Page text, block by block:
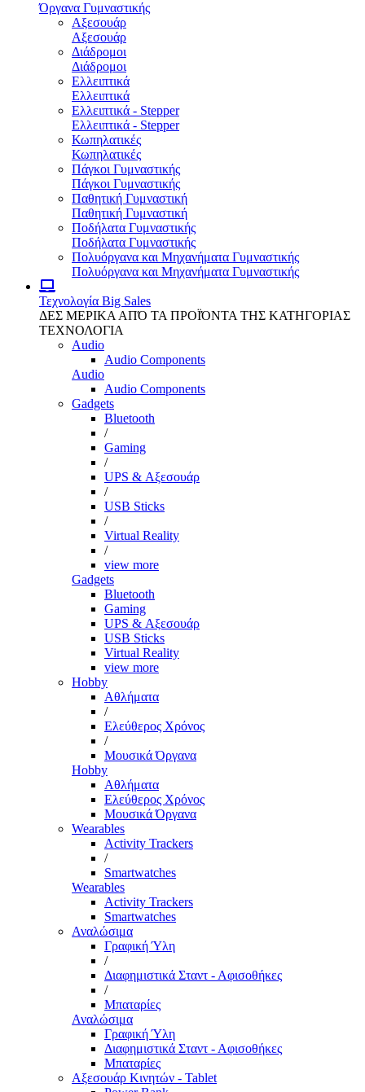
Όργανα Γυμναστικής
Αξεσουάρ
Αξεσουάρ
Διάδρομοι
Διάδρομοι
Ελλειπτικά
Ελλειπτικά
Ελλειπτικά - Stepper
Ελλειπτικά - Stepper
Κωπηλατικές
Κωπηλατικές
Πάγκοι Γυμναστικής
Πάγκοι Γυμναστικής
Παθητική Γυμναστική
Παθητική Γυμναστική
Ποδήλατα Γυμναστικής
Ποδήλατα Γυμναστικής
Πολυόργανα και Μηχανήματα Γυμναστικής
Πολυόργανα και Μηχανήματα Γυμναστικής
Τεχνολογία Big Sales
ΔΕΣ ΜΕΡΙΚΑ ΑΠΌ ΤΑ ΠΡΟΪΌΝΤΑ ΤΗΣ ΚΑΤΗΓΟΡΙΑΣ
ΤΕΧΝΟΛΟΓΙΑ
Audio
Audio Components
Audio
Audio Components
Gadgets
Bluetooth
/
Gaming
/
UPS & Αξεσουάρ
/
USB Sticks
/
Virtual Reality
/
view more
Gadgets
Bluetooth
Gaming
UPS & Αξεσουάρ
USB Sticks
Virtual Reality
view more
Hobby
Αθλήματα
/
Ελεύθερος Χρόνος
/
Μουσικά Όργανα
Hobby
Αθλήματα
Ελεύθερος Χρόνος
Μουσικά Όργανα
Wearables
Activity Trackers
/
Smartwatches
Wearables
Activity Trackers
Smartwatches
Αναλώσιμα
Γραφική Ύλη
/
Διαφημιστικά Σταντ - Αφισοθήκες
/
Μπαταρίες
Αναλώσιμα
Γραφική Ύλη
Διαφημιστικά Σταντ - Αφισοθήκες
Μπαταρίες
Αξεσουάρ Κινητών - Tablet